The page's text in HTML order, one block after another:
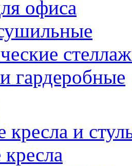
офиса
гардеробные
и